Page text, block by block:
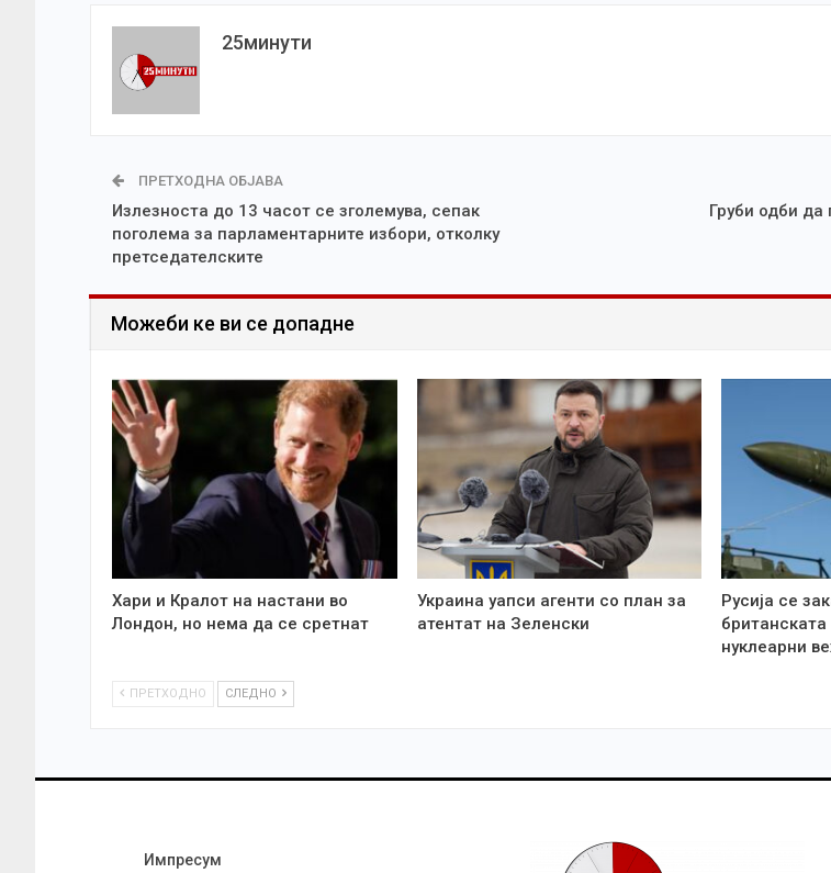
25минути
ПРЕТХОДНА ОБЈАВА
Излезноста до 13 часот се зголемува, сепак
поголема за парламентарните избори, отколку
претседателските
Груби одби да
Можеби ке ви се допадне
Хари и Кралот на настани во
Лондон, но нема да се сретнат
Украина уапси агенти со план за
атентат на Зеленски
Русија се
британската
нуклеарни
ПРЕТХОДНО СЛЕДНО
Импресум